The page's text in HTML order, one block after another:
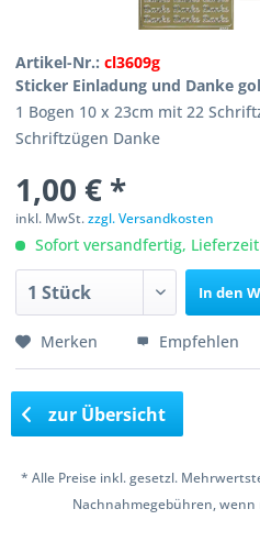
Artikel-Nr.:cl3609g
Sticker Einladung und Danke
1 Bogen 10 x 23cm mit 22
Schriftzügen Danke
1,00 € *
inkl. MwSt.zzgl. Versandkosten
Sofort versandfertig,
In den
Merken Empfehlen
zur Übersicht
* Alle Preise inkl. gesetzl.
Nachnahmegebühren,